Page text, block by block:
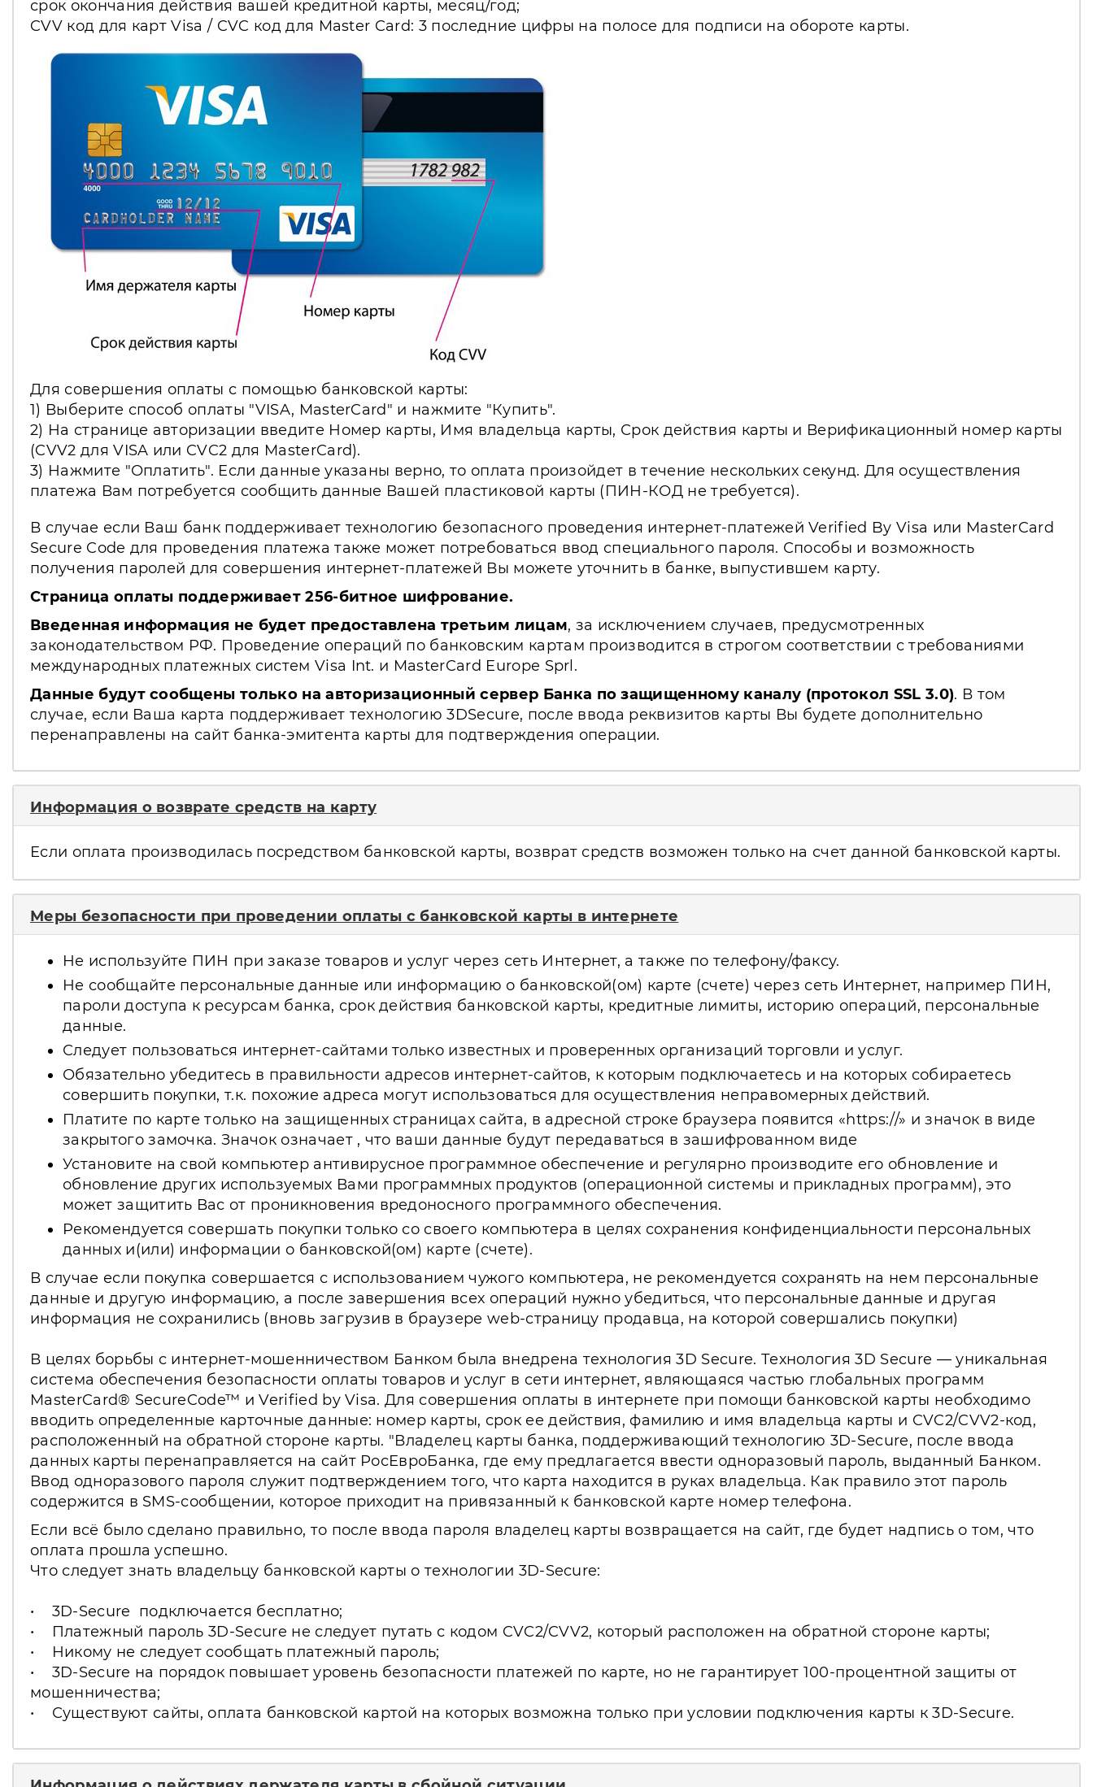
срок окончания действия вашей кредитной карты, месяц/год;
CVV код для карт Visa / CVC код для Master Card: 3 последние цифры на полосе для подписи на обороте карты.
Для совершения оплаты с помощью банковской карты:
1) Выберите способ оплаты "VISA, MasterCard" и нажмите "Купить".
2) На странице авторизации введите Номер карты, Имя владельца карты, Срок действия карты и Верификационный номер карты
(CVV2 для VISA или CVC2 для MasterCard).
3) Нажмите "Оплатить". Если данные указаны верно, то оплата произойдет в течение нескольких секунд. Для осуществления
платежа Вам потребуется сообщить данные Вашей пластиковой карты (ПИН-КОД не требуется).
В случае если Ваш банк поддерживает технологию безопасного проведения интернет-платежей Verified By Visa или MasterCard
Secure Code для проведения платежа также может потребоваться ввод специального пароля. Способы и возможность
получения паролей для совершения интернет-платежей Вы можете уточнить в банке, выпустившем карту.
Страница оплаты поддерживает 256-битное шифрование.
Введенная информация не будет предоставлена третьим лицам, за исключением случаев, предусмотренных
законодательством РФ. Проведение операций по банковским картам производится в строгом соответствии с требованиями
международных платежных систем Visa Int. и MasterCard Europe Sprl.
Данные будут сообщены только на авторизационный сервер Банка по защищенному каналу (протокол SSL 3.0). В том
случае, если Ваша карта поддерживает технологию 3DSecure, после ввода реквизитов карты Вы будете дополнительно
перенаправлены на сайт банка-эмитента карты для подтверждения операции.
Информация о возврате средств на карту
Если оплата производилась посредством банковской карты, возврат средств возможен только на счет данной банковской карты.
Меры безопасности при проведении оплаты с банковской карты в интернете
Не используйте ПИН при заказе товаров и услуг через сеть Интернет, а также по телефону/факсу.
Не сообщайте персональные данные или информацию о банковской(ом) карте (счете) через сеть Интернет, например ПИН,
пароли доступа к ресурсам банка, срок действия банковской карты, кредитные лимиты, историю операций, персональные
данные.
Следует пользоваться интернет-сайтами только известных и проверенных организаций торговли и услуг.
Обязательно убедитесь в правильности адресов интернет-сайтов, к которым подключаетесь и на которых собираетесь
совершить покупки, т.к. похожие адреса могут использоваться для осуществления неправомерных действий.
Платите по карте только на защищенных страницах сайта, в адресной строке браузера появится «https://» и значок в виде
закрытого замочка. Значок означает , что ваши данные будут передаваться в зашифрованном виде
Установите на свой компьютер антивирусное программное обеспечение и регулярно производите его обновление и
обновление других используемых Вами программных продуктов (операционной системы и прикладных программ), это
может защитить Вас от проникновения вредоносного программного обеспечения.
Рекомендуется совершать покупки только со своего компьютера в целях сохранения конфиденциальности персональных
данных и(или) информации о банковской(ом) карте (счете).
В случае если покупка совершается с использованием чужого компьютера, не рекомендуется сохранять на нем персональные
данные и другую информацию, а после завершения всех операций нужно убедиться, что персональные данные и другая
информация не сохранились (вновь загрузив в браузере web-страницу продавца, на которой совершались покупки)
В целях борьбы с интернет-мошенничеством Банком была внедрена технология 3D Secure. Технология 3D Secure — уникальная
система обеспечения безопасности оплаты товаров и услуг в сети интернет, являющаяся частью глобальных программ
MasterCard® SecureCode™ и Verified by Visa. Для совершения оплаты в интернете при помощи банковской карты необходимо
вводить определенные карточные данные: номер карты, срок ее действия, фамилию и имя владельца карты и CVC2/CVV2-код,
расположенный на обратной стороне карты. "Владелец карты банка, поддерживающий технологию 3D-Secure, после ввода
данных карты перенаправляется на сайт РосЕвроБанка, где ему предлагается ввести одноразовый пароль, выданный Банком.
Ввод одноразового пароля служит подтверждением того, что карта находится в руках владельца. Как правило этот пароль
содержится в SMS-сообщении, которое приходит на привязанный к банковской карте номер телефона.
Если всё было сделано правильно, то после ввода пароля владелец карты возвращается на сайт, где будет надпись о том, что
оплата прошла успешно.
Что следует знать владельцу банковской карты о технологии 3D-Secure:
• 3D-Secure подключается бесплатно;
• Платежный пароль 3D-Secure не следует путать с кодом CVC2/CVV2, который расположен на обратной стороне карты;
• Никому не следует сообщать платежный пароль;
• 3D-Secure на порядок повышает уровень безопасности платежей по карте, но не гарантирует 100-процентной защиты от
мошенничества;
• Существуют сайты, оплата банковской картой на которых возможна только при условии подключения карты к 3D-Secure.